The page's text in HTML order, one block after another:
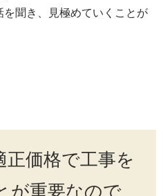
聞き、見極めていくことが
正価格で工事を
が重要なので